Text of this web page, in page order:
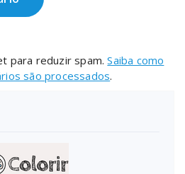
para reduzir spam.Saiba como
são processados.